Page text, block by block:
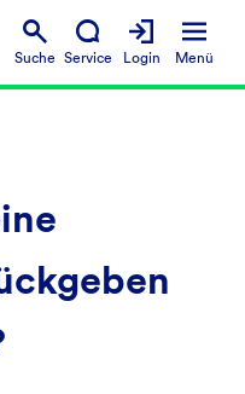
Suche Service Login Menü